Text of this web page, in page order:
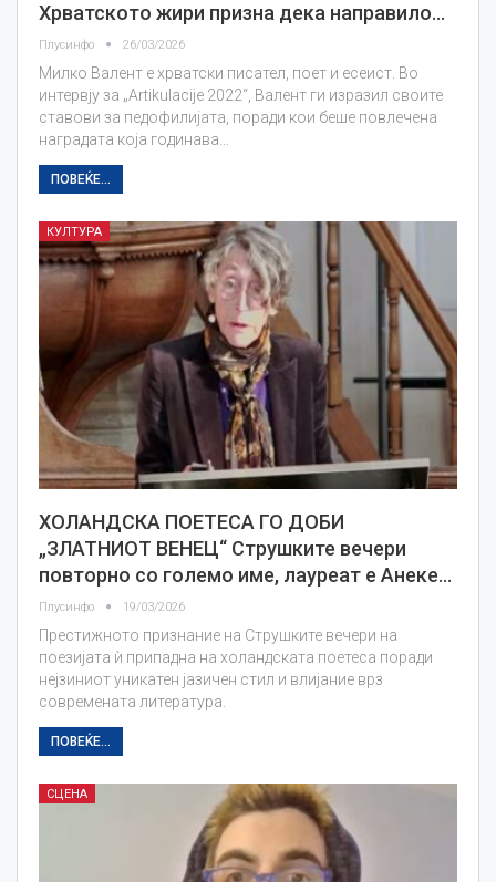
Хрватското жири призна дека направило…
Плусинфо 26/03/2026
Милко Валент е хрватски писател, поет и есеист. Во
интервју за „Artikulacije 2022“, Валент ги изразил своите
ставови за педофилијата, поради кои беше повлечена
наградата која годинава…
ПОВЕЌЕ...
КУЛТУРА
ХОЛАНДСКА ПОЕТЕСА ГО ДОБИ
„ЗЛАТНИОТ ВЕНЕЦ“ Струшките вечери
повторно со големо име, лауреат е Анеке…
Плусинфо 19/03/2026
Престижното признание на Струшките вечери на
поезијата ѝ припадна на холандската поетеса поради
нејзиниот уникатен јазичен стил и влијание врз
современата литература.
ПОВЕЌЕ...
СЦЕНА